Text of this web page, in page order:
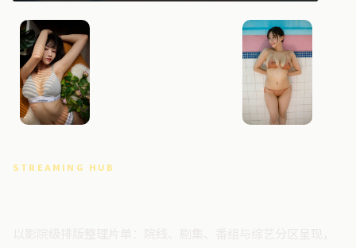
STREAMING HUB